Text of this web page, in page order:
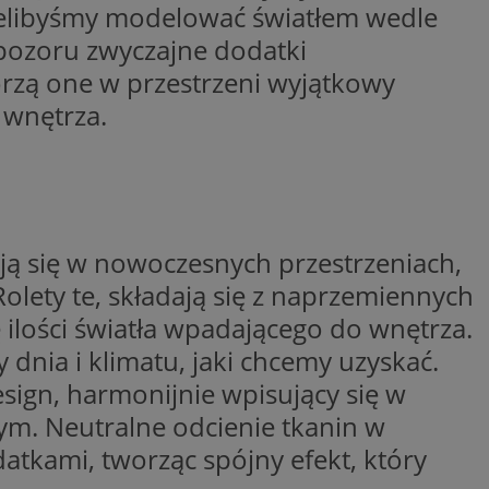
modelować światłem wedle
zwyczajne dodatki
one w przestrzeni wyjątkowy
się w nowoczesnych przestrzeniach,
te, składają się z naprzemiennych
światła wpadającego do wnętrza.
i klimatu, jaki chcemy uzyskać.
harmonijnie wpisujący się w
Neutralne odcienie tkanin w
tworząc spójny efekt, który
gościa na
celów
na
dla
w celu
strony
Microsoft
informacji
stron w jedną
Microsoft
informacji
stron w jedną
wysiłków
for
reklam
funkcji i
które
etapowych,
użytkownika
do
za
Opis